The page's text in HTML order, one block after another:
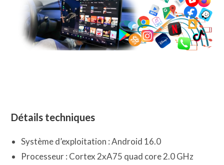
Détails techniques
Système d’exploitation : Android 16.0
Processeur : Cortex 2xA75 quad core 2.0 GHz